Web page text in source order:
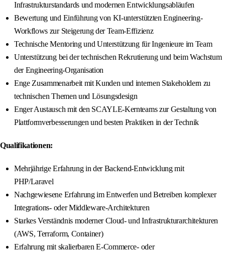
Infrastrukturstandards und modernen Entwicklungsabläufen
Bewertung und Einführung von KI-unterstützten Engineering-
Workflows zur Steigerung der Team-Effizienz
Technische Mentoring und Unterstützung für Ingenieure im Team
Unterstützung bei der technischen Rekrutierung und beim Wachstum
der Engineering-Organisation
Enge Zusammenarbeit mit Kunden und internen Stakeholdern zu
technischen Themen und Lösungsdesign
Enger Austausch mit den SCAYLE-Kernteams zur Gestaltung von
Plattformverbesserungen und besten Praktiken in der Technik
Qualifikationen:
Mehrjährige Erfahrung in der Backend-Entwicklung mit
PHP/Laravel
Nachgewiesene Erfahrung im Entwerfen und Betreiben komplexer
Integrations- oder Middleware-Architekturen
Starkes Verständnis moderner Cloud- und Infrastrukturarchitekturen
(AWS, Terraform, Container)
Erfahrung mit skalierbaren E-Commerce- oder